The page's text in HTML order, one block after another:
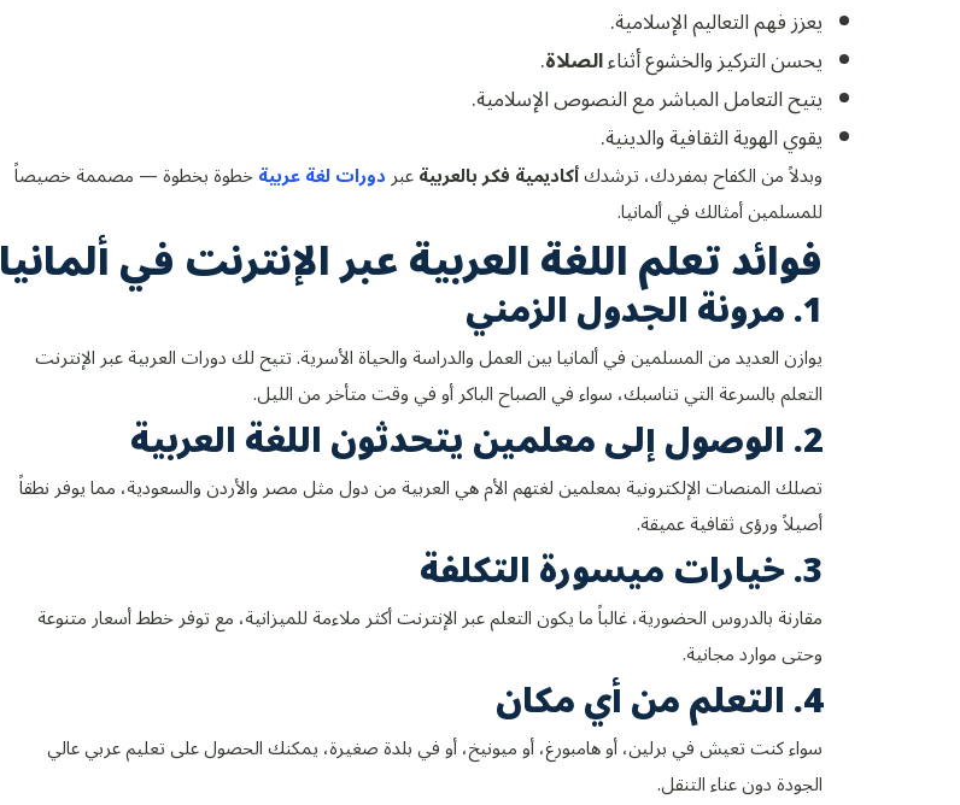
يعزز فهم التعاليم الإسلامية.
يحسن التركيز والخشوع أثناءالصلاة.
يتيح التعامل المباشر مع النصوص الإسلامية.
يقوي الهوية الثقافية والدينية.
وبدلاً من الكفاح بمفردك، ترشدكأكاديمية فكر بالعربيةعبردورات لغة عربيةخطوة بخطوة — مصممة خصيصاً
للمسلمين أمثالك في ألمانيا.
فوائد تعلم اللغة العربية عبر الإنترنت في ألمانيا
1. مرونة الجدول الزمني
يوازن العديد من المسلمين في ألمانيا بين العمل والدراسة والحياة الأسرية. تتيح لك دورات العربية عبر الإنترنت
التعلم بالسرعة التي تناسبك، سواء في الصباح الباكر أو في وقت متأخر من الليل.
2. الوصول إلى معلمين يتحدثون اللغة العربية
تصلك المنصات الإلكترونية بمعلمين لغتهم الأم هي العربية من دول مثل مصر والأردن والسعودية، مما يوفر نطقاً
أصيلاً ورؤى ثقافية عميقة.
3. خيارات ميسورة التكلفة
مقارنة بالدروس الحضورية، غالباً ما يكون التعلم عبر الإنترنت أكثر ملاءمة للميزانية، مع توفر خطط أسعار متنوعة
وحتى موارد مجانية.
4. التعلم من أي مكان
سواء كنت تعيش في برلين، أو هامبورغ، أو ميونيخ، أو في بلدة صغيرة، يمكنك الحصول على تعليم عربي عالي
الجودة دون عناء التنقل.